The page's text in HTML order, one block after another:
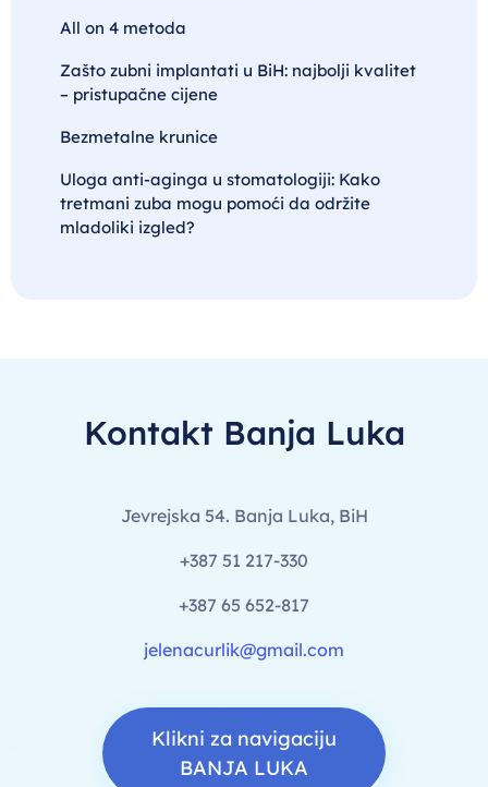
All on 4 metoda
Zašto zubni implantati u BiH: najbolji kvalitet
– pristupačne cijene
Bezmetalne krunice
Uloga anti-aginga u stomatologiji: Kako
tretmani zuba mogu pomoći da održite
mladoliki izgled?
Kontakt Banja Luka
Jevrejska 54. Banja Luka, BiH
+387 51 217-330
+387 65 652-817
jelenacurlik@gmail.com
Klikni za navigaciju
BANJA LUKA